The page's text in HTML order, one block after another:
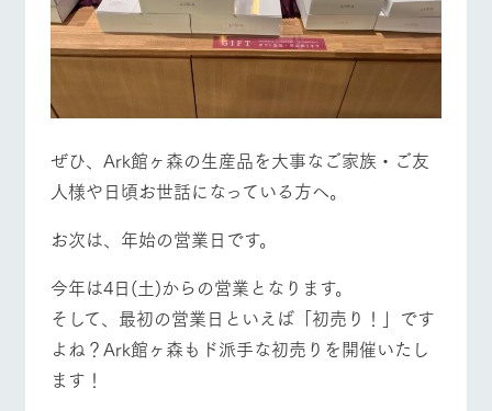
ぜひ、Ark館ヶ森の生産品を大事なご家族・ご友
人様や日頃お世話になっている方へ。
お次は、年始の営業日です。
今年は4日(土)からの営業となります。
そして、最初の営業日といえば「初売り！」です
よね？Ark館ヶ森もド派手な初売りを開催いたし
ます！